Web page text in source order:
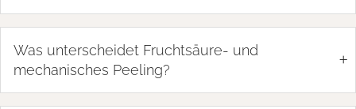
Was unterscheidet Fruchtsäure- und
mechanisches Peeling?
+